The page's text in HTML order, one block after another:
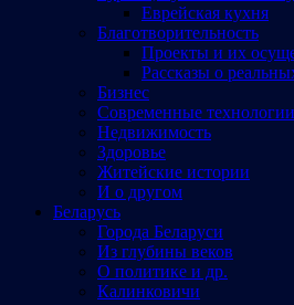
Еврейская кухня
Благотворительность
Проекты и их
Рассказы о
Бизнес
Современные технологии
Недвижимость
Здоровье
Житейские истории
И о другом
Беларусь
Города Беларуси
Из глубины веков
О политике и др.
Калинковичи